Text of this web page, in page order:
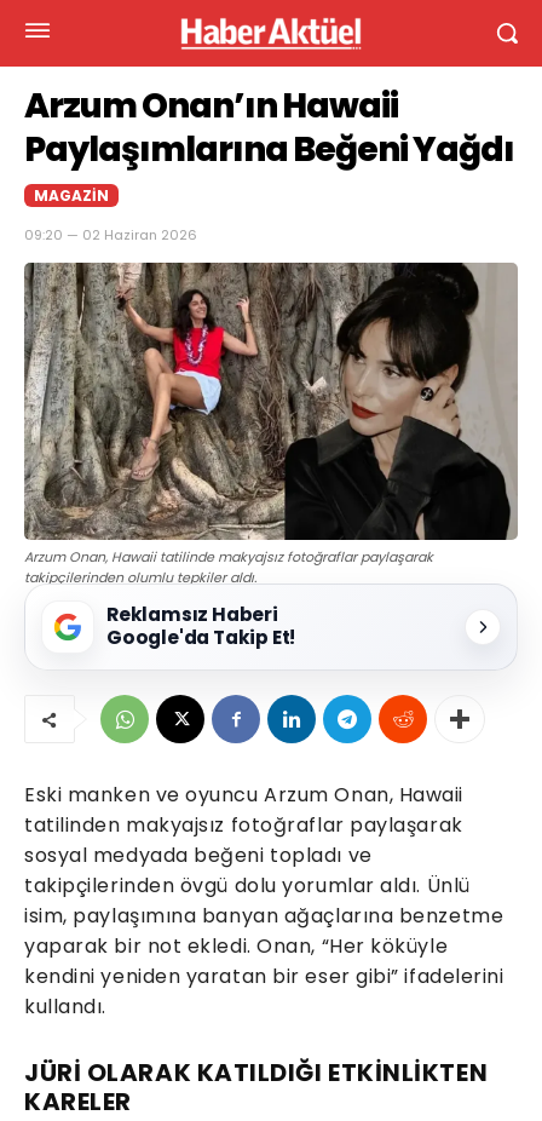
Arzum Onan’ın Hawaii
Paylaşımlarına Beğeni Yağdı
MAGAZIN
09:20 — 02 Haziran 2026
Arzum Onan, Hawaii tatilinde makyajsız fotoğraflar paylaşarak
takipçilerinden olumlu tepkiler aldı.
Reklamsız Haberi
Google'da Takip Et!
Eski manken ve oyuncu Arzum Onan, Hawaii
tatilinden makyajsız fotoğraflar paylaşarak
sosyal medyada beğeni topladı ve
takipçilerinden övgü dolu yorumlar aldı. Ünlü
isim, paylaşımına banyan ağaçlarına benzetme
yaparak bir not ekledi. Onan, “Her köküyle
kendini yeniden yaratan bir eser gibi” ifadelerini
kullandı.
JÜRİ OLARAK KATILDIĞI ETKİNLİKTEN
KARELER